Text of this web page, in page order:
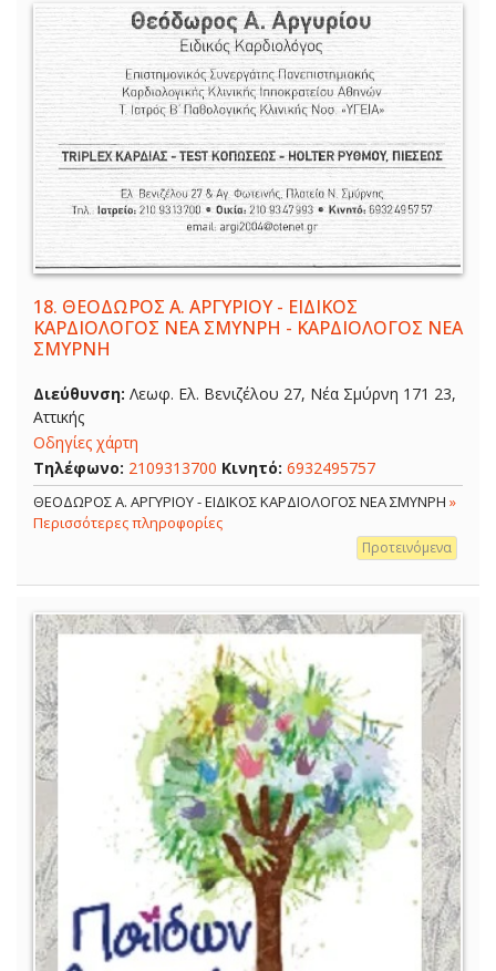
18. ΘΕΟΔΩΡΟΣ Α. ΑΡΓΥΡΙΟΥ - ΕΙΔΙΚΟΣ
ΚΑΡΔΙΟΛΟΓΟΣ ΝΕΑ ΣΜΥΝΡΗ - ΚΑΡΔΙΟΛΟΓΟΣ ΝΕΑ
ΣΜΥΡΝΗ
Διεύθυνση: Λεωφ. Ελ. Βενιζέλου 27, Νέα Σμύρνη 171 23,
Αττικής
Οδηγίες χάρτη
Τηλέφωνο: 2109313700 Κινητό: 6932495757
ΘΕΟΔΩΡΟΣ Α. ΑΡΓΥΡΙΟΥ - ΕΙΔΙΚΟΣ ΚΑΡΔΙΟΛΟΓΟΣ ΝΕΑ ΣΜΥΝΡΗ »
Περισσότερες πληροφορίες
Προτεινόμενα